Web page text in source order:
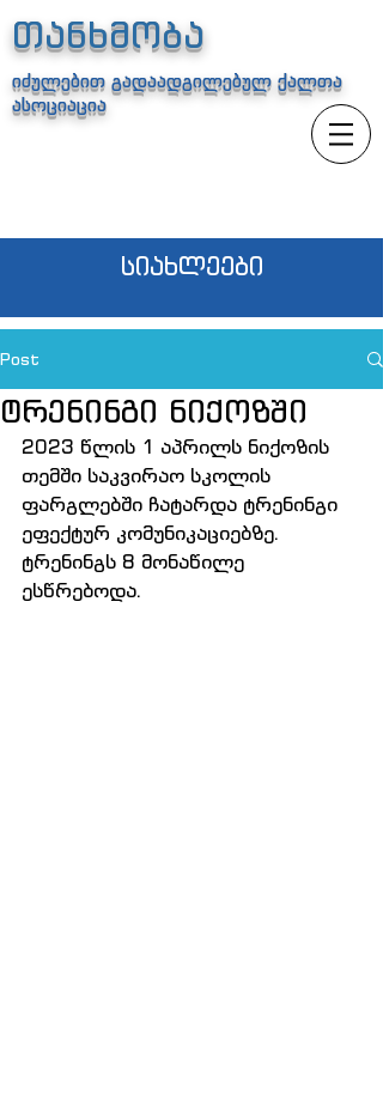
თანხმობა
იძულებით გადაადგილებულ ქალთა
ასოციაცია
სიახლეები
Post
ტრენინგი ნიქოზში
2023 წლის 1 აპრილს ნიქოზის
თემში საკვირაო სკოლის
ფარგლებში ჩატარდა ტრენინგი
ეფექტურ კომუნიკაციებზე.
ტრენინგს 8 მონაწილე
ესწრებოდა.